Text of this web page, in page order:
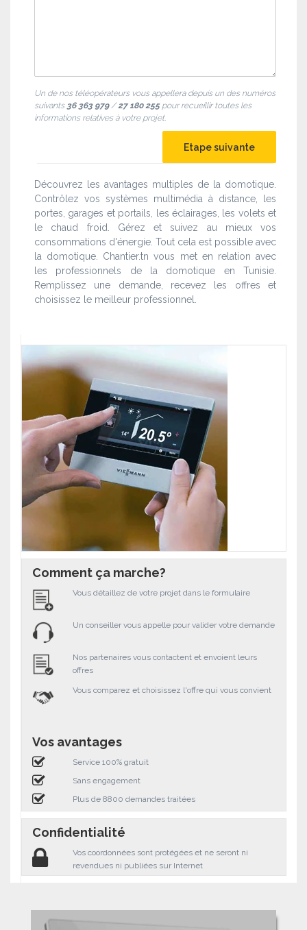
Un de nos téléopérateurs vous appellera depuis un des numéros
suivants 36 363 979/27 180 255pour recueillir toutes les
informations relatives à votre projet.
Découvrez les avantages multiples de la domotique.
Contrôlez vos systèmes multimédia à distance, les
portes, garages et portails, les éclairages, les volets et
le chaud froid. Gérez et suivez au mieux vos
consommations d'énergie. Tout cela est possible avec
la domotique. Chantier.tn vous met en relation avec
les professionnels de la domotique en Tunisie.
Remplissez une demande, recevez les offres et
choisissez le meilleur professionnel.
Comment ça marche?
Vous détaillez de votre projet dans le formulaire
Un conseiller vous appelle pour valider votre demande
Nos partenaires vous contactent et envoient leurs
offres
Vous comparez et choisissez l'offre qui vous convient
Vos avantages
Service 100% gratuit
Sans engagement
Plus de 8800 demandes traitées
Confidentialité
Vos coordonnées sont protégées et ne seront ni
revendues ni publiées sur Internet